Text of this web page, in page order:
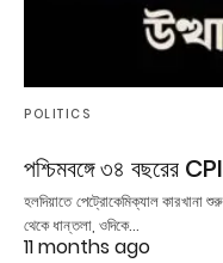
POLITICS
পশ্চিমবঙ্গে ৩৪ বছরের
হলদিয়াতে পেট্রোকেমিক্যাল কারখানা
থেকে ধান্তলা, ওদিকে…
11 months ago